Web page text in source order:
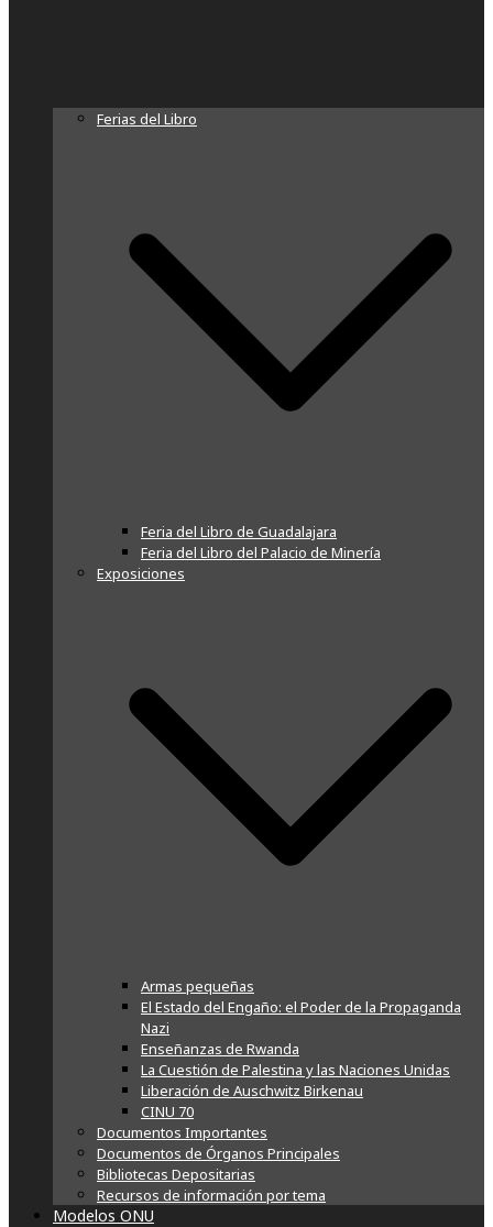
Ferias del Libro
Feria del Libro de Guadalajara
Feria del Libro del Palacio de Minería
Exposiciones
Armas pequeñas
El Estado del Engaño: el Poder de la Propaganda
Nazi
Enseñanzas de Rwanda
La Cuestión de Palestina y las Naciones Unidas
Liberación de Auschwitz Birkenau
CINU 70
Documentos Importantes
Documentos de Órganos Principales
Bibliotecas Depositarias
Recursos de información por tema
Modelos ONU